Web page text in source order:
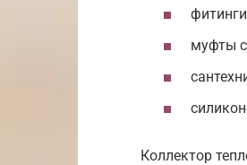
муфты
Коллектор